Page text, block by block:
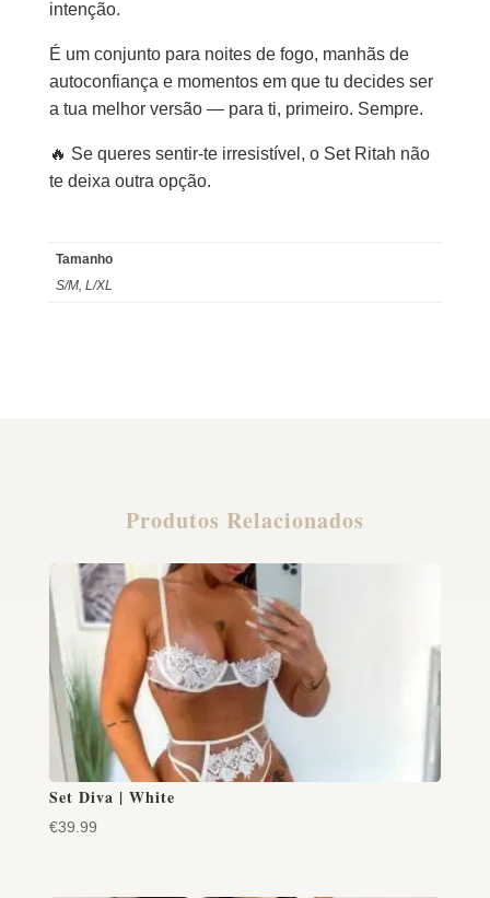
intenção.
É um conjunto para noites de fogo, manhãs de
autoconfiança e momentos em que tu decides ser
a tua melhor versão — para ti, primeiro. Sempre.
🔥 Se queres sentir-te irresistível, o Set Ritah não
te deixa outra opção.
Tamanho
S/M, L/XL
Produtos Relacionados
Set Diva | White
€39.99